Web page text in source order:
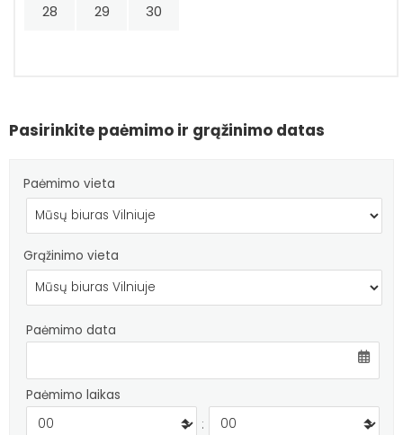
28
29 30
Pasirinkite paėmimo ir grąžinimo datas
Paėmimo vieta
Grąžinimo vieta
Paėmimo data
Paėmimo laikas
: